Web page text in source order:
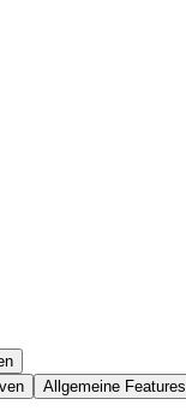
Allgemeine Features